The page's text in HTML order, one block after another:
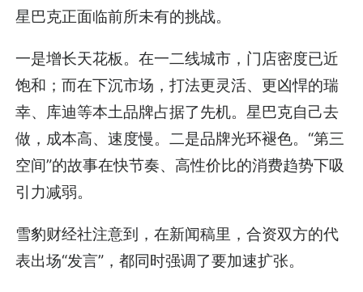
星巴克正面临前所未有的挑战。
一是增长天花板。在一二线城市，门店密度已近
饱和；而在下沉市场，打法更灵活、更凶悍的瑞
幸、库迪等本土品牌占据了先机。星巴克自己去
做，成本高、速度慢。二是品牌光环褪色。“第三
空间”的故事在快节奏、高性价比的消费趋势下吸
引力减弱。
雪豹财经社注意到，在新闻稿里，合资双方的代
表出场“发言”，都同时强调了要加速扩张。